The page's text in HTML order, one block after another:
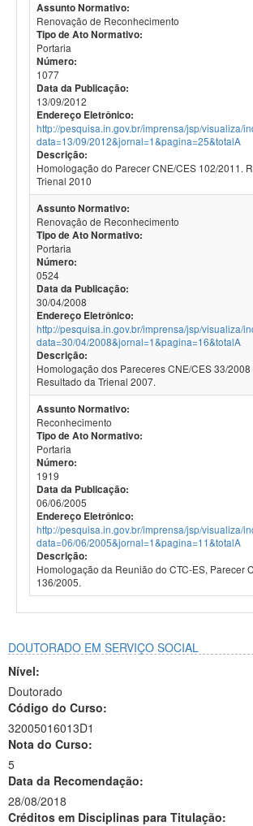
Assunto Normativo:
Renovação de Reconhecimento
Tipo de Ato Normativo:
Portaria
Número:
1077
Data da Publicação:
13/09/2012
Endereço Eletrônico:
http://pesquisa.in.gov.br/imprensa/jsp/visualiza/
data=13/09/2012&jornal=1&pagina=25&totalA
Descrição:
Homologação do Parecer CNE/CES 102/2011.
Trienal 2010
Assunto Normativo:
Renovação de Reconhecimento
Tipo de Ato Normativo:
Portaria
Número:
0524
Data da Publicação:
30/04/2008
Endereço Eletrônico:
http://pesquisa.in.gov.br/imprensa/jsp/visualiza/
data=30/04/2008&jornal=1&pagina=16&totalA
Descrição:
Homologação dos Pareceres CNE/CES 33/
Resultado da Trienal 2007.
Assunto Normativo:
Reconhecimento
Tipo de Ato Normativo:
Portaria
Número:
1919
Data da Publicação:
06/06/2005
Endereço Eletrônico:
http://pesquisa.in.gov.br/imprensa/jsp/visualiza/
data=06/06/2005&jornal=1&pagina=11&totalA
Descrição:
Homologação da Reunião do CTC-ES, Parecer CNE/CES
136/2005.
DOUTORADO EM SERVIÇO SOCIAL
Nível:
Doutorado
Código do Curso:
32005016013D1
Nota do Curso:
5
Data da Recomendação:
28/08/2018
Créditos em Disciplinas para Titulação: